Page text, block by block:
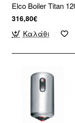
Elco Boiler Titan
316,80€
Καλάθι